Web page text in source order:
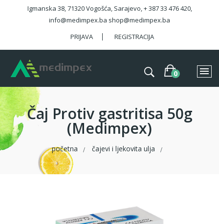
Igmanska 38, 71320 Vogošća, Sarajevo, + 387 33 476 420,
info@medimpex.ba shop@medimpex.ba
PRIJAVA
REGISTRACIJA
Čaj Protiv gastritisa 50g
(Medimpex)
početna čajevi i ljekovita ulja